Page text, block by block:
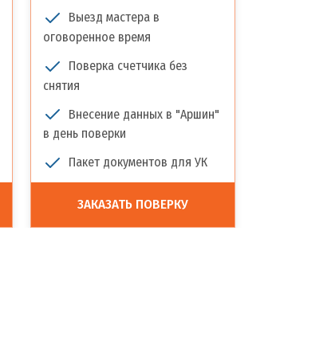
Выезд мастера в
оговоренное время
Поверка счетчика без
снятия
Внесение данных в "Аршин"
в день поверки
Пакет документов для УК
ЗАКАЗАТЬ ПОВЕРКУ